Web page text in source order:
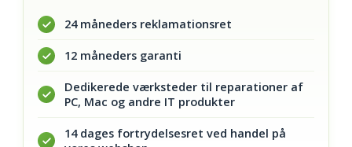
24 måneders reklamationsret
12 måneders garanti
Dedikerede værksteder til reparationer af
PC, Mac og andre IT produkter
14 dages fortrydelsesret ved handel på